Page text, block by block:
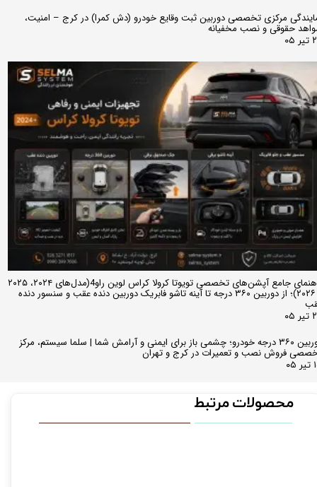
مرکزی تخصصی دوربین ثبت وقایع خودرو (دش کمرا) در کرج – امنیت،
حقوقی و نصب مخفیانه
راهنمای جامع آپشن‌های تخصصی تویوتا کرولا کراس لوین راو4(مدل‌های ۲۰۲۴، ۲۰۲۵
و ۲۰۲۶)؛ از دوربین ۳۶۰ درجه تا آینه تاشو فابریک دوربین دنده عقب و سنسور دنده
دوربین ۳۶۰ درجه خودرو؛ چشمی باز برای ایمنی و آرامش شما | سلما سیستم، مرکز
فروش نصب و تعمیرات در کرج و تهران
محصولات مرتبط